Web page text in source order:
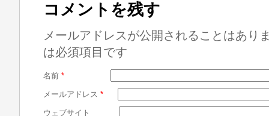
コメントを残す
メールアドレスが公開されることはあり
は必須項目です
名前 *
メールアドレス *
ウェブサイト